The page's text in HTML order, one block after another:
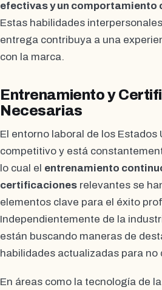
efectivas y un comportamiento
Estas habilidades
entrega contribuya a una
con la marca.
Entrenamiento y
Necesarias
El entorno laboral de los Estados
competitivo y está
lo cual el entrenamiento
certificaciones relevantes se
elementos clave para el éxito
Independientemente de la
están buscando maneras de
habilidades actualizadas para no
En áreas como la tecnología de